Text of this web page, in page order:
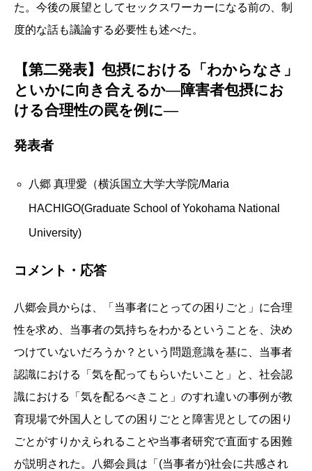
た。今後の展望としてセックスワーカーになる前の、制
度的な話も議論する必要性も述べた。
【第二発表】包摂における「わからなさ」
といかに向き合えるか―障害者包摂にお
ける合理性の罠を例に―
発表者
八郷 真理愛（横浜国立大学大学院/Maria
HACHIGO(Graduate School of Yokohama National
University)
コメント・応答
八郷会員からは、「当事者にとっての困りごと」に合理
性を求め、当事者の気持ちをわかるということを、決め
つけていないだろうか？という問題意識を基に、当事者
認識における「気を配ってもらいたいこと」と、社会認
識における「気を配るべきこと」のすれ違いの事例が教
育現場で外国人としての困りごとと障害児としての困り
ごとがすりかえられることや当事者研究で直面する困難
が説明された。八郷会員は「(当事者が)社会に共感され